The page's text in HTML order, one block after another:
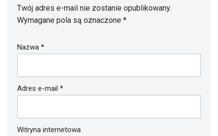
Twój adres e-mail nie zostanie opublikowany.
Wymagane pola są oznaczone *
Nazwa *
Adres e-mail *
Witryna internetowa